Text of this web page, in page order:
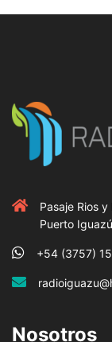
Pasaje Rios
Puerto
+54 (3757)
Nosotros